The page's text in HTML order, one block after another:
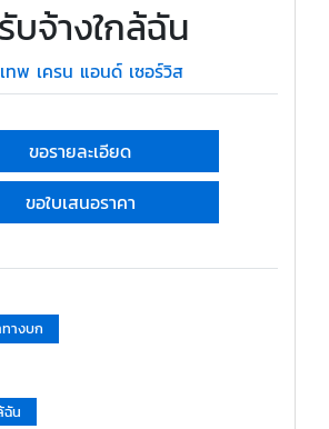
บจ้างใกล้ฉัน
ทพ เครน แอนด์ เซอร์วิส
ขอรายละเอียด
ขอใบเสนอราคา
างบก
ฉัน